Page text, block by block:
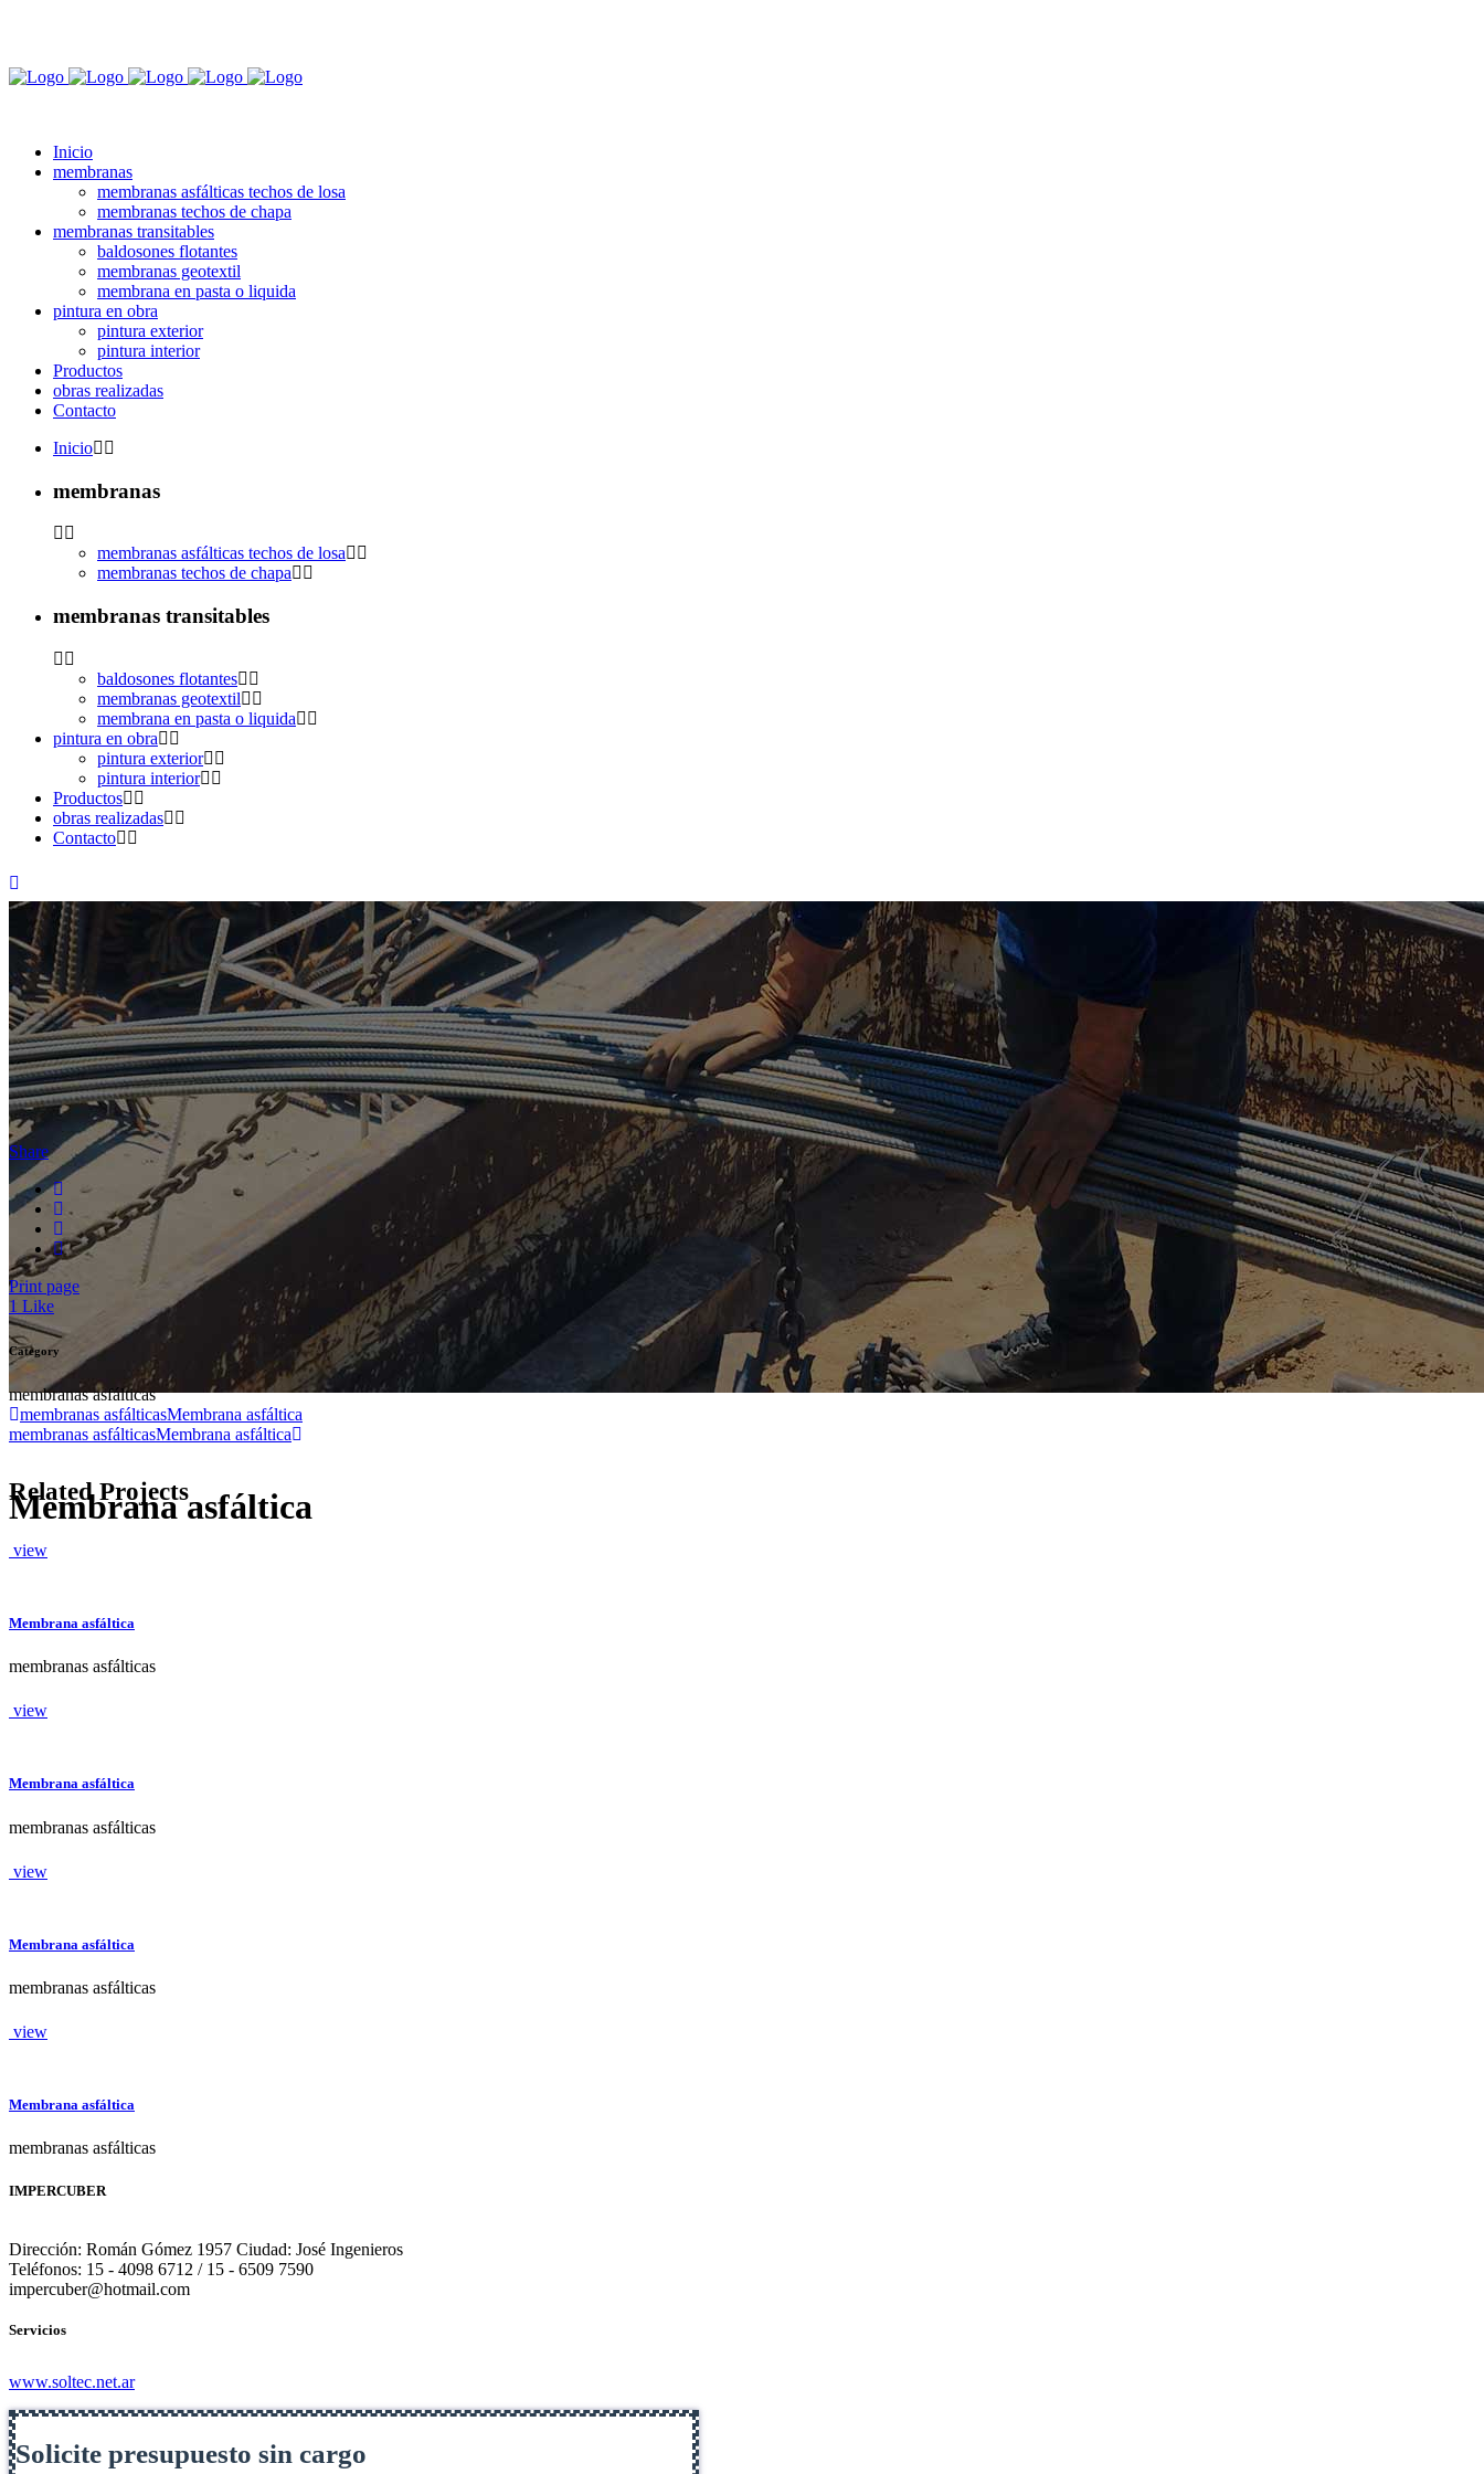
Inicio
membranas
membranas asfálticas techos de losa
membranas techos de chapa
membranas transitables
baldosones flotantes
membranas geotextil
membrana en pasta o liquida
pintura en obra
pintura exterior
pintura interior
Productos
obras realizadas
Contacto
Inicio
membranas
membranas asfálticas techos de losa
membranas techos de chapa
membranas transitables
baldosones flotantes
membranas geotextil
membrana en pasta o liquida
pintura en obra
pintura exterior
pintura interior
Productos
obras realizadas
Contacto
Membrana asfáltica
Share
Print page
1 Like
Category
membranas asfálticas
membranas asfálticasMembrana asfáltica
membranas asfálticasMembrana asfáltica
Related Projects
view
Membrana asfáltica
membranas asfálticas
view
Membrana asfáltica
membranas asfálticas
view
Membrana asfáltica
membranas asfálticas
view
Membrana asfáltica
membranas asfálticas
IMPERCUBER
Dirección: Román Gómez 1957 Ciudad: José Ingenieros
Teléfonos: 15 - 4098 6712 / 15 - 6509 7590
impercuber@hotmail.com
Servicios
www.soltec.net.ar
Solicite presupuesto sin cargo